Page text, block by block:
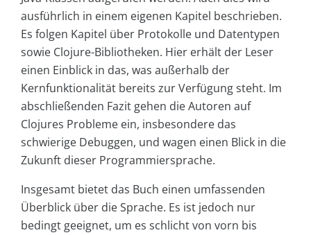
ausführlich in einem eigenen Kapitel beschrieben.
Es folgen Kapitel über Protokolle und Datentypen
sowie Clojure-Bibliotheken. Hier erhält der Leser
einen Einblick in das, was außerhalb der
Kernfunktionalität bereits zur Verfügung steht. Im
abschließenden Fazit gehen die Autoren auf
Clojures Probleme ein, insbesondere das
schwierige Debuggen, und wagen einen Blick in die
Zukunft dieser Programmiersprache.
Insgesamt bietet das Buch einen umfassenden
Überblick über die Sprache. Es ist jedoch nur
bedingt geeignet, um es schlicht von vorn bis